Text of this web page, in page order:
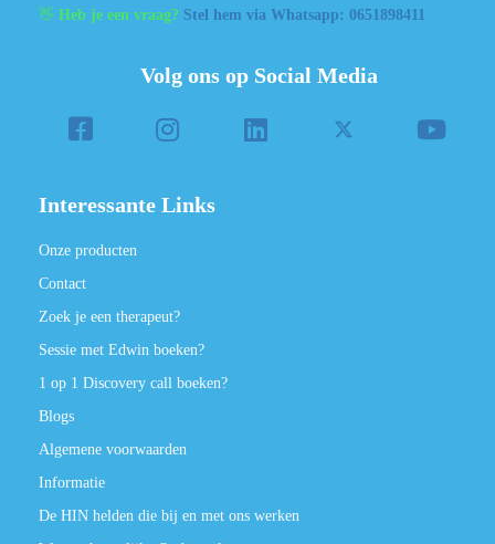
👋 Heb je een vraag? Stel hem via Whatsapp: 0651898411
Volg ons op Social Media
Interessante Links
Onze producten
Contact
Zoek je een therapeut?
Sessie met Edwin boeken?
1 op 1 Discovery call boeken?
Blogs
Algemene voorwaarden
Informatie
De HIN helden die bij en met ons werken